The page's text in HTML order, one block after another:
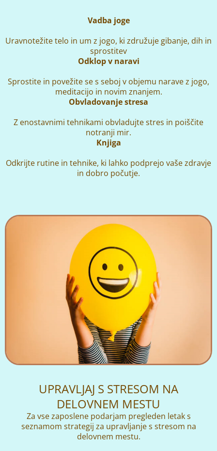
Vadba joge
Uravnotežite telo in um z jogo, ki združuje gibanje, dih in
sprostitev
Odklop v naravi
Sprostite in povežite se s seboj v objemu narave z jogo,
meditacijo in novim znanjem.
Obvladovanje stresa
Z enostavnimi tehnikami obvladujte stres in poiščite
notranji mir.
Knjiga
Odkrijte rutine in tehnike, ki lahko podprejo vaše zdravje
in dobro počutje.
UPRAVLJAJ S STRESOM NA
DELOVNEM MESTU
Za vse zaposlene podarjam pregleden letak s
seznamom strategij za upravljanje s stresom na
delovnem mestu.